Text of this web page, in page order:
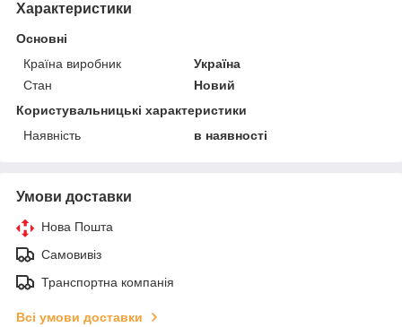
Характеристики
Основні
Країна виробник
Україна
Стан
Новий
Користувальницькі характеристики
Наявність
в наявності
Умови доставки
Нова Пошта
Самовивіз
Транспортна компанія
Всі умови доставки